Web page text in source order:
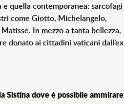
quella contemporanea: sarcofagi
come Giotto, Michelangelo,
In mezzo a tanta bellezza,
donato ai cittadini vaticani dall’ex
Sistinadove è possibile ammirare